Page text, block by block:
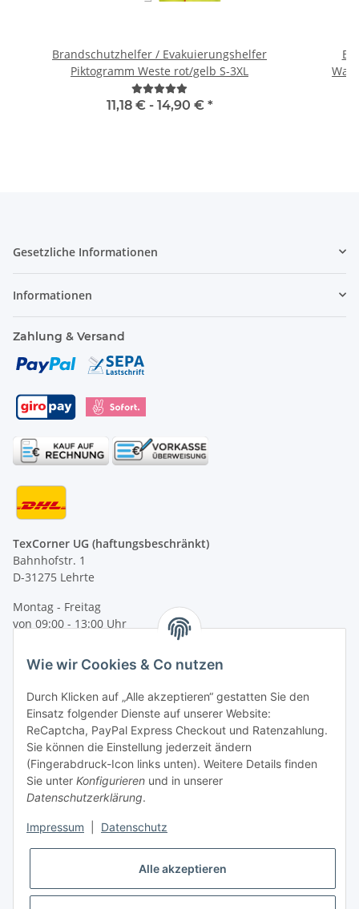
Brandschutzhelfer / Evakuierungshelfer
Piktogramm Weste rot/gelb S-3XL
11,18 € - 14,90 € *
Gesetzliche Informationen
Informationen
Zahlung & Versand
TexCorner UG (haftungsbeschränkt)
Bahnhofstr. 1
D-31275 Lehrte
Montag - Freitag
von 09:00 - 13:00 Uhr
Tel: +49 (0) 5132 8230689
E-Mail:mail@texcorner.de
Vertrag widerrufen
Wie wir Cookies & Co nutzen
Durch Klicken auf „Alle akzeptieren“ gestatten Sie den
Einsatz folgender Dienste auf unserer Website:
ReCaptcha, PayPal Express Checkout und Ratenzahlung.
Sie können die Einstellung jederzeit ändern
(Fingerabdruck-Icon links unten). Weitere Details finden
Sie unter Konfigurieren und in unserer
Datenschutzerklärung.
Impressum Datenschutz
Alle akzeptieren